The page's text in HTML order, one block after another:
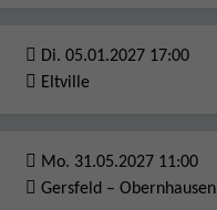
Di. 05.01.2027 17:00
Eltville
Mo. 31.05.2027 11:00
Gersfeld – Obernhausen